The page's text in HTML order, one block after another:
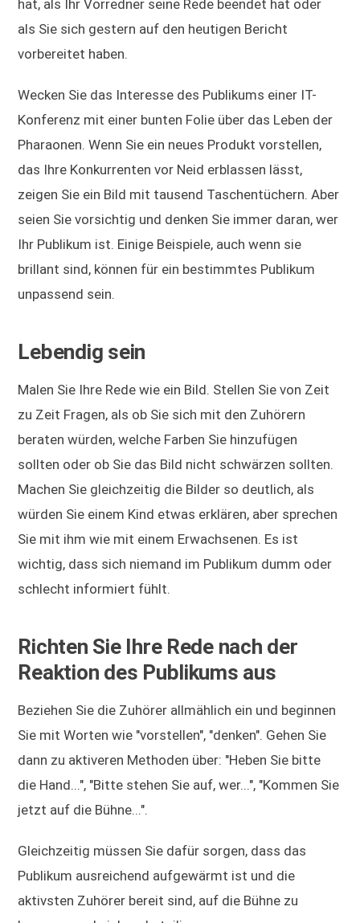
hat, als Ihr Vorredner seine Rede beendet hat oder
als Sie sich gestern auf den heutigen Bericht
vorbereitet haben.
Wecken Sie das Interesse des Publikums einer IT-
Konferenz mit einer bunten Folie über das Leben der
Pharaonen. Wenn Sie ein neues Produkt vorstellen,
das Ihre Konkurrenten vor Neid erblassen lässt,
zeigen Sie ein Bild mit tausend Taschentüchern. Aber
seien Sie vorsichtig und denken Sie immer daran, wer
Ihr Publikum ist. Einige Beispiele, auch wenn sie
brillant sind, können für ein bestimmtes Publikum
unpassend sein.
Lebendig sein
Malen Sie Ihre Rede wie ein Bild. Stellen Sie von Zeit
zu Zeit Fragen, als ob Sie sich mit den Zuhörern
beraten würden, welche Farben Sie hinzufügen
sollten oder ob Sie das Bild nicht schwärzen sollten.
Machen Sie gleichzeitig die Bilder so deutlich, als
würden Sie einem Kind etwas erklären, aber sprechen
Sie mit ihm wie mit einem Erwachsenen. Es ist
wichtig, dass sich niemand im Publikum dumm oder
schlecht informiert fühlt.
Richten Sie Ihre Rede nach der
Reaktion des Publikums aus
Beziehen Sie die Zuhörer allmählich ein und beginnen
Sie mit Worten wie "vorstellen", "denken". Gehen Sie
dann zu aktiveren Methoden über: "Heben Sie bitte
die Hand...", "Bitte stehen Sie auf, wer...", "Kommen Sie
jetzt auf die Bühne...".
Gleichzeitig müssen Sie dafür sorgen, dass das
Publikum ausreichend aufgewärmt ist und die
aktivsten Zuhörer bereit sind, auf die Bühne zu